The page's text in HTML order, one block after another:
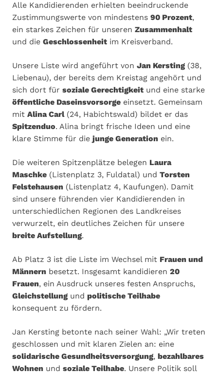
Alle Kandidierenden erhielten beeindruckende
Zustimmungswerte von mindestens 90 Prozent,
ein starkes Zeichen für unseren Zusammenhalt
und die Geschlossenheit im Kreisverband.
Unsere Liste wird angeführt von Jan Kersting (38,
Liebenau), der bereits dem Kreistag angehört und
sich dort für soziale Gerechtigkeit und eine starke
öffentliche Daseinsvorsorge einsetzt. Gemeinsam
mit Alina Carl(24, Habichtswald) bildet er das
Spitzenduo. Alina bringt frische Ideen und eine
klare Stimme für die junge Generation ein.
Die weiteren Spitzenplätze belegen Laura
Maschke (Listenplatz 3, Fuldatal) und Torsten
Felstehausen (Listenplatz 4, Kaufungen). Damit
sind unsere führenden vier Kandidierenden in
unterschiedlichen Regionen des Landkreises
verwurzelt, ein deutliches Zeichen für unsere
breite Aufstellung.
Ab Platz 3 ist die Liste im Wechsel mit Frauen und
Männern besetzt. Insgesamt kandidieren 20
Frauen, ein Ausdruck unseres festen Anspruchs,
Gleichstellung und politische Teilhabe
konsequent zu fördern.
Jan Kersting betonte nach seiner Wahl: „Wir treten
geschlossen und mit klaren Zielen an: eine
solidarische Gesundheitsversorgung, bezahlbares
Wohnen und soziale Teilhabe. Unsere Politik soll